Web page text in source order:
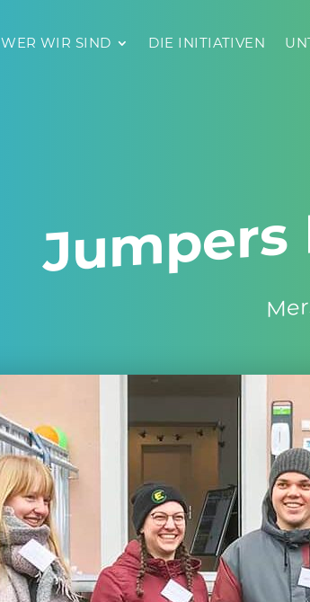
WER WIR SIND DIE INITIA­TIVEN
WER WIR SIND DIE INITIA­TIVEN